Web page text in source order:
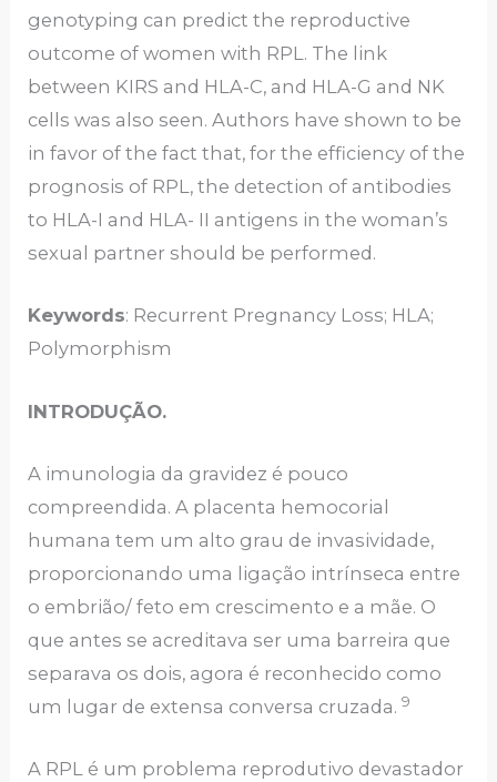
genotyping can predict the reproductive
outcome of women with RPL. The link
between KIRS and HLA-C, and HLA-G and NK
cells was also seen. Authors have shown to be
in favor of the fact that, for the efficiency of the
prognosis of RPL, the detection of antibodies
to HLA-I and HLA- II antigens in the woman’s
sexual partner should be performed.
Keywords: Recurrent Pregnancy Loss; HLA;
Polymorphism
INTRODUÇÃO.
A imunologia da gravidez é pouco
compreendida. A placenta hemocorial
humana tem um alto grau de invasividade,
proporcionando uma ligação intrínseca entre
o embrião/ feto em crescimento e a mãe. O
que antes se acreditava ser uma barreira que
separava os dois, agora é reconhecido como
um lugar de extensa conversa cruzada.9
A RPL é um problema reprodutivo devastador